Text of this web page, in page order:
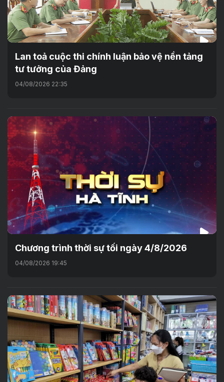
Lan toả cuộc thi chính luận bảo vệ nền tảng
tư tưởng của Đảng
04/08/2026 22:35
Chương trình thời sự tối ngày 4/8/2026
04/08/2026 19:45